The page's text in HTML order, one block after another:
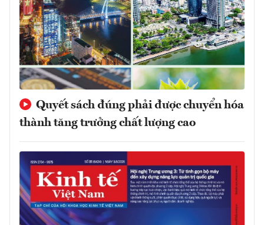
Quyết sách đúng phải được chuyển hóa
thành tăng trưởng chất lượng cao